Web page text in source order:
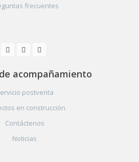
frecuentes
acompañamiento
postventa
en construcción
Contáctenos
Noticias